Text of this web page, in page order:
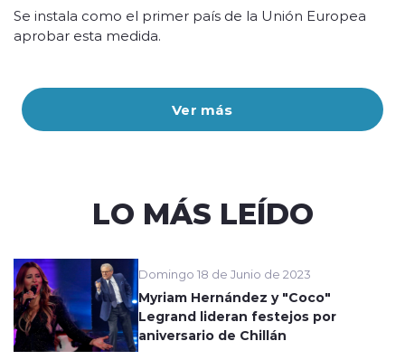
Ver más
Se instala como el primer país de la Unión Europea
aprobar esta medida.
LO MÁS LEÍDO
Domingo 18 de Junio de 2023
Myriam Hernández y "Coco"
Legrand lideran festejos por
aniversario de Chillán